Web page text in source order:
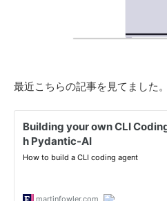
最近こちらの記事を見てました。